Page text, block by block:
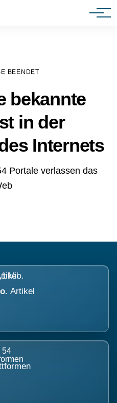
BEENDET
bekannte
in der
Internets
Portale verlassen das
Artikel